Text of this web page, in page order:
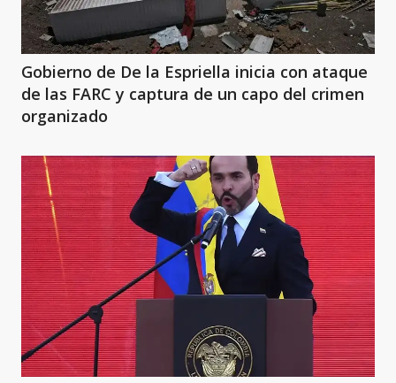
Gobierno de De la Espriella inicia con ataque
de las FARC y captura de un capo del crimen
organizado